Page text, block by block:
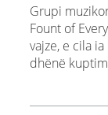
Grupi
Fount of
vajze, e cila
dhënë